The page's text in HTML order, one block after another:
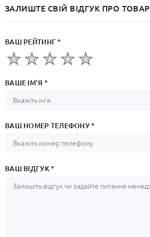
ЗАЛИШТЕ СВІЙ ВІДГУК ПРО ТОВАР
ВАШ РЕЙТИНГ *
ВАШЕ ІМ’Я *
ВАШ НОМЕР ТЕЛЕФОНУ *
ВАШ ВІДГУК *